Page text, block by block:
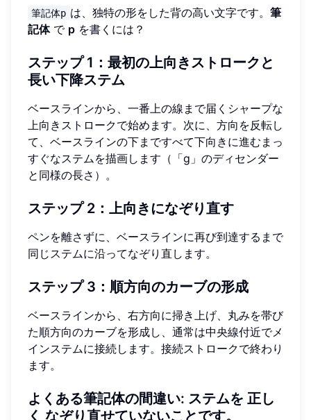
筆記体p は、独特の形をした背の高い文字です。 筆
記体で p を書くには？
ステップ 1：最初の上向きストロークと
長い下降ステム
ベースラインから、一番上の線まで届くシャープな
上向きストロークで始めます。次に、方向を反転し
て、ベースラインの下まですべて下向きに進むまっ
すぐなステムを描画します（「g」のディセンダー
と同様の長さ）。
ステップ 2：上向きになぞり直す
ペンを離さずに、ベースラインに再び到達するまで
同じステムに沿ってなぞり直します。
ステップ 3：順方向のカーブの形成
ベースラインから、右方向に掃き上げ、丸みを帯び
た順方向のカーブを形成し、通常は中央線付近でメ
インステムに接続します。接続ストロークで終わり
ます。
よくある筆記体の間違い: ステムを 正し
く なぞり直せていないことです。